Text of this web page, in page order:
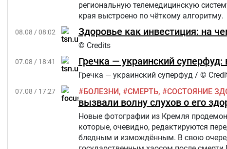
региональную телемедицинскую
края выстроено по чёткому алгоритму.
08.08 / 08:02 Здоровье как инвестиция: на
© Credits
07.08 / 18:41 Гречка — украинский
Гречка — украинский суперфуд / ©
07.08 / 17:27 БОЛЕЗНИ СМЕРТЬ СОСТОЯНИЕ
вызвали волну слухов о его
Новые фотографии из Кремля
которые, очевидно, редактируются
бледным и измождённым. В свою